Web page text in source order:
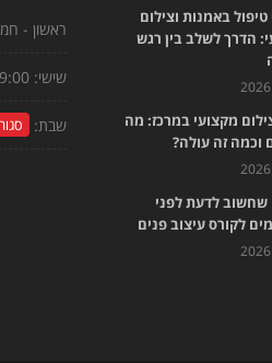
טיפול באמנות וצילום
הדרך לשלב בין רגש
מקצועי במרכז: מה
וכמה זה עולה?
שחשוב לדעת לפני
לקורס עיצוב פנים
ראשון -
שישי:9:00 - 13:30
שבת: סגור